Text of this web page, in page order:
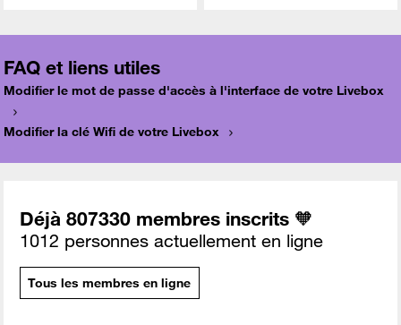
FAQ et liens utiles
Modifier le mot de passe d'accès à l'interface de votre Livebox
Modifier la clé Wifi de votre Livebox
Déjà 807330 membres inscrits 🧡
1012 personnes actuellement en ligne
Tous les membres en ligne